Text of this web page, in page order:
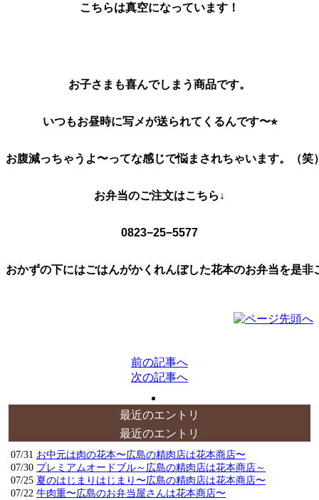
こちらは真空になっています！
お子さまも喜んでしまう商品です。
いつもお昼時に写メが送られてくるんです〜⭐︎
お腹減っちゃうよ〜ってな感じで悩まされちゃいます。（笑
お弁当のご注文はこちら↓
0823−25−5577
おかずの下にはごはんがかくれんぼした花本のお弁当を是非
前の記事へ
次の記事へ
最近のエントリ
最近のエントリ
07/31 お中元は肉の花本〜広島の精肉店は花本商店〜
07/30 プレミアムオードブル～広島の精肉店は花本商店～
07/25 夏のはじまりはじまり〜広島の精肉店は花本商店〜
07/22 牛肉重〜広島のお弁当屋さんは花本商店〜